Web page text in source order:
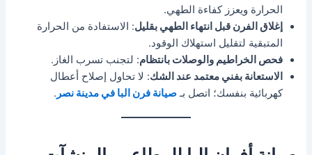
الحرارة ويعزز كفاءة الطهي.
إغلاق الفرن قبل انتهاء الطهي بقليل: الاستفادة من الحرارة
المتبقية لتقليل استهلاك الوقود.
فحص الخراطيم والوصلات بانتظام: لتجنب تسرب الغاز.
الاستعانة بفني معتمد عند الشك: لا تحاول إصلاح أعطال
كهربائية بنفسك؛ اتصل بـصيانة فرن البا في مدينة نصر .